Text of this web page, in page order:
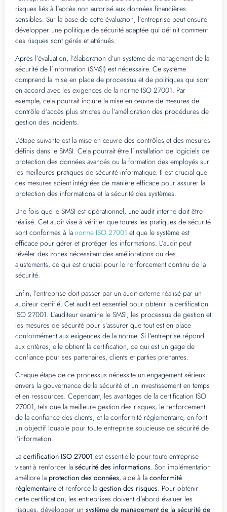
risques liés à l’accès non autorisé aux données financières
sensibles. Sur la base de cette évaluation, l’entreprise peut ensuite
développer une politique de sécurité adaptée qui définit comment
ces risques sont gérés et atténués.
Après l’évaluation, l’élaboration d’un système de management de la
sécurité de l’information (SMSI) est nécessaire. Ce système
comprend la mise en place de processus et de politiques qui sont
en accord avec les exigences de la norme ISO 27001. Par
exemple, cela pourrait inclure la mise en œuvre de mesures de
contrôle d’accès plus strictes ou l’amélioration des procédures de
gestion des incidents.
L’étape suivante est la mise en œuvre des contrôles et des mesures
définis dans le SMSI. Cela pourrait être l’installation de logiciels de
protection des données avancés ou la formation des employés sur
les meilleures pratiques de sécurité informatique. Il est crucial que
ces mesures soient intégrées de manière efficace pour assurer la
protection des informations et la sécurité des systèmes.
Une fois que le SMSI est opérationnel, une audit interne doit être
réalisé. Cet audit vise à vérifier que toutes les pratiques de sécurité
sont conformes à la norme ISO 27001 et que le système est
efficace pour gérer et protéger les informations. L’audit peut
révéler des zones nécessitant des améliorations ou des
ajustements, ce qui est crucial pour le renforcement continu de la
sécurité.
Enfin, l’entreprise doit passer par un audit externe réalisé par un
auditeur certifié. Cet audit est essentiel pour obtenir la certification
ISO 27001. L’auditeur examine le SMSI, les processus de gestion et
les mesures de sécurité pour s’assurer que tout est en place
conformément aux exigences de la norme. Si l’entreprise répond
aux critères, elle obtient la certification, ce qui est un gage de
confiance pour ses partenaires, clients et parties prenantes.
Chaque étape de ce processus nécessite un engagement sérieux
envers la gouvernance de la sécurité et un investissement en temps
et en ressources. Cependant, les avantages de la certification ISO
27001, tels que la meilleure gestion des risques, le renforcement
de la confiance des clients, et la conformité réglementaire, en font
un objectif louable pour toute entreprise soucieuse de sécurité de
l’information.
La certification ISO 27001 est essentielle pour toute entreprise
visant à renforcer la sécurité des informations. Son implémentation
améliore la protection des données, aide à la conformité
réglementaire et renforce la gestion des risques. Pour obtenir
cette certification, les entreprises doivent d’abord évaluer les
risques, développer un système de management de la sécurité de